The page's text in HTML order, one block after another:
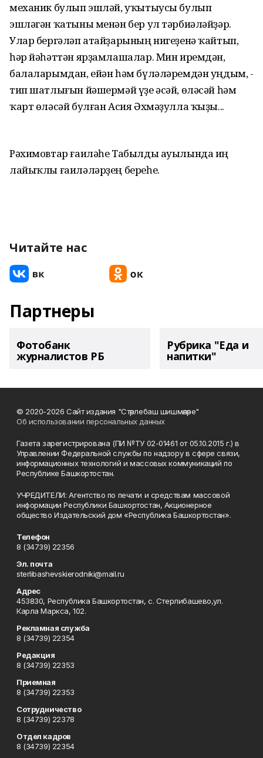
механик булып эшләй, уҡытыусы булып
эшләгән ҡатыны менән бер ул тәрбиәләйҙәр.
Улар бергәләп атайҙарының нигеҙенә ҡайтып,
һәр йәһәттән ярҙамлашалар. Мин иремдән,
балаларымдан, ейән һәм бүләләремдән уңдым, -
тип шатлығын йәшермәй үҙе әсәй, өләсәй һәм
ҡарт өләсәй булған Асия Әхмәҙулла ҡыҙы...
Рәхимовтар ғаиләһе Табылды ауылында иң
лайыҡлы ғаиләләрҙең береһе.
Читайте нас
Партнеры
Фотобанк
журналистов РБ
Рубрика "Еда и
напитки"
© 2020-2026 Сайт издания "Стәрлебаш шишмәләре"
Об использовании персональных данных
Газета зарегистрирована (ПИ №ТУ 02-01461 от 05.10.2015 г.) в
Управлении Федеральной службы по надзору в сфере связи,
информационных технологий и массовых коммуникаций по
Республике Башкортостан.
УЧРЕДИТЕЛИ: Агентство по печати и средствам массовой
информации Республики Башкортостан, Акционерное
общество Издательский дом «Республика Башкортостан».
Телефон
8 (34739) 22356
Эл. почта
sterlibashevskierodniki@mail.ru
Адрес
453830, Республика Башкортостан, c. Стерлибашево,ул.
Карла Маркса, 102.
Рекламная служба
8 (34739) 22354
Редакция
8 (34739) 22353
Приемная
8 (34739) 22353
Сотрудничество
8 (34739) 22378
Отдел кадров
8 (34739) 22354